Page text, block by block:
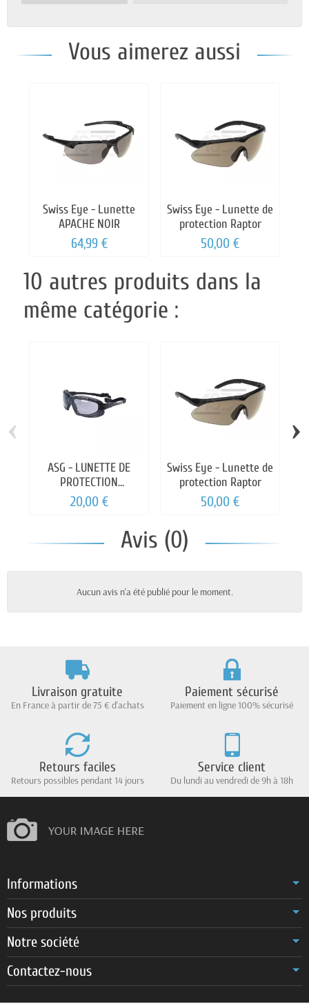
Vous aimerez aussi
Swiss Eye - Lunette
APACHE NOIR
64,99 €
Swiss Eye - Lunette de
protection Raptor
50,00 €
10 autres produits dans la
même catégorie :
ASG - LUNETTE DE
PROTECTION
HIGHLANDER
20,00 €
Swiss Eye - Lunette de
protection Raptor
50,00 €
‹ ›
Avis (0)
Aucun avis n'a été publié pour le moment.
Livraison gratuite
En France à partir de 75 € d'achats
Paiement sécurisé
Paiement en ligne 100% sécurisé
Retours faciles
Retours possibles pendant 14 jours
Service client
Du lundi au vendredi de 9h à 18h
Informations
Nos produits
Notre société
Contactez-nous